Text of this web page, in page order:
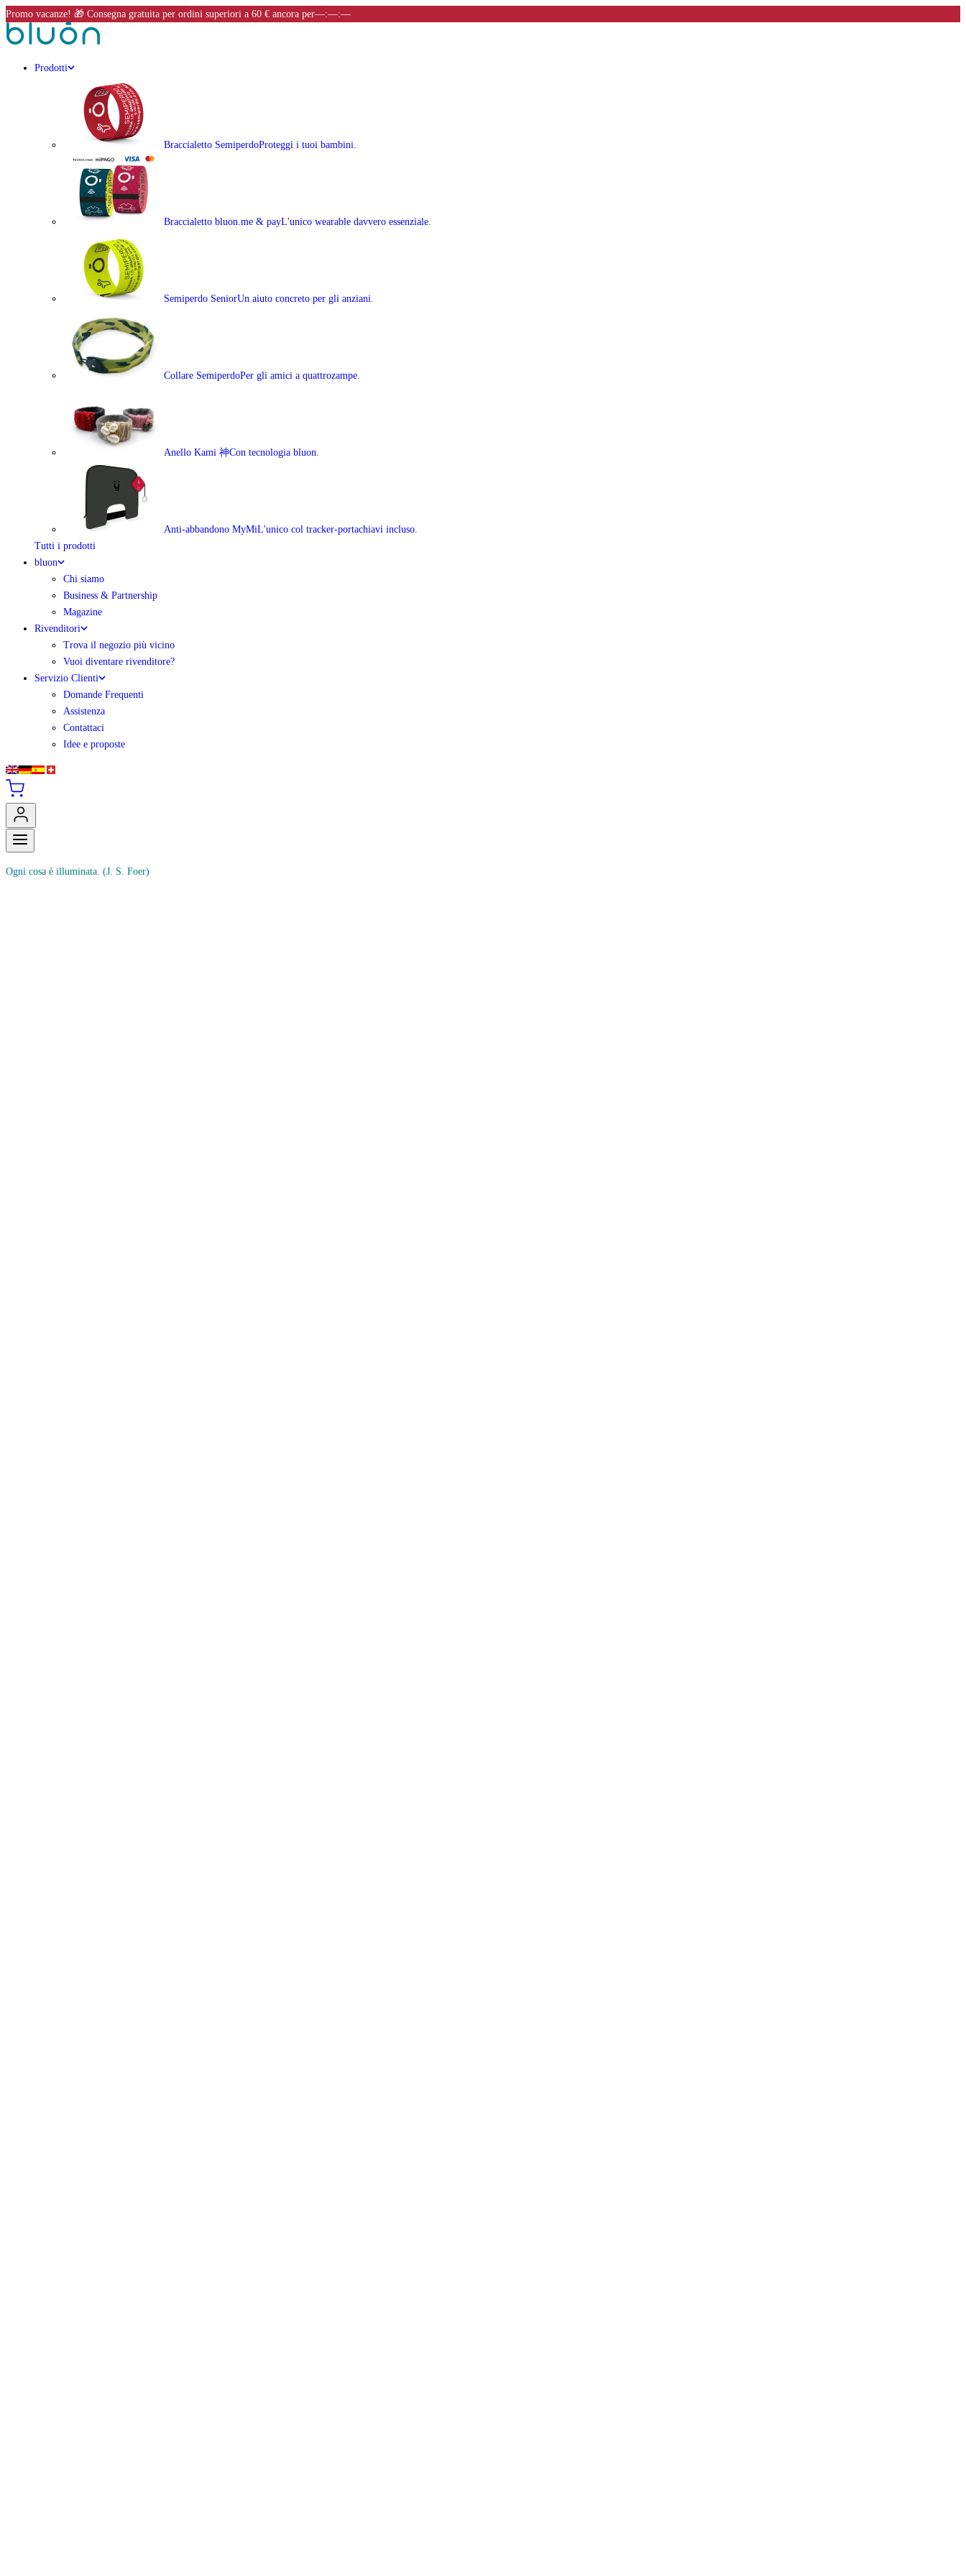
Promo vacanze! 🎁 Consegna gratuita per ordini superiori a 60 € ancora per––:––:––
Prodotti
Braccialetto SemiperdoProteggi i tuoi bambini.
Braccialetto bluon.me & payL'unico wearable davvero essenziale.
Semiperdo SeniorUn aiuto concreto per gli anziani.
Collare SemiperdoPer gli amici a quattrozampe.
Anello Kami 神Con tecnologia bluon.
Anti-abbandono MyMiL'unico col tracker-portachiavi incluso.
Tutti i prodotti
bluon
Chi siamo
Business & Partnership
Magazine
Rivenditori
Trova il negozio più vicino
Vuoi diventare rivenditore?
Servizio Clienti
Domande Frequenti
Assistenza
Contattaci
Idee e proposte
Ogni cosa è illuminata. (J. S. Foer)